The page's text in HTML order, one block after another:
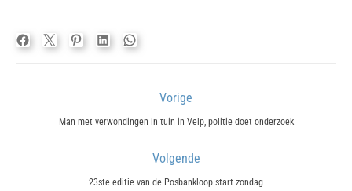
navigatie
Vorige
Previous
Man met verwondingen in tuin in Velp, politie doet onderzoek
Volgende
Next
23ste editie van de Posbankloop start zondag